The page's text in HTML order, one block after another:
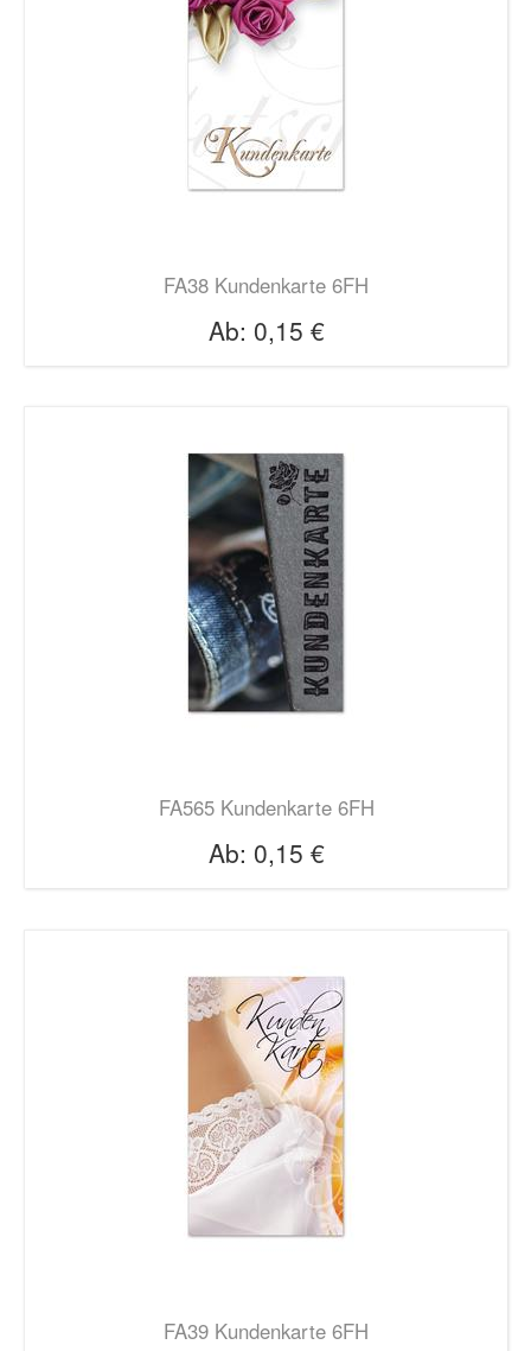
FA38 Kundenkarte 6FH
Ab: 0,15 €
FA565 Kundenkarte 6FH
Ab: 0,15 €
FA39 Kundenkarte 6FH